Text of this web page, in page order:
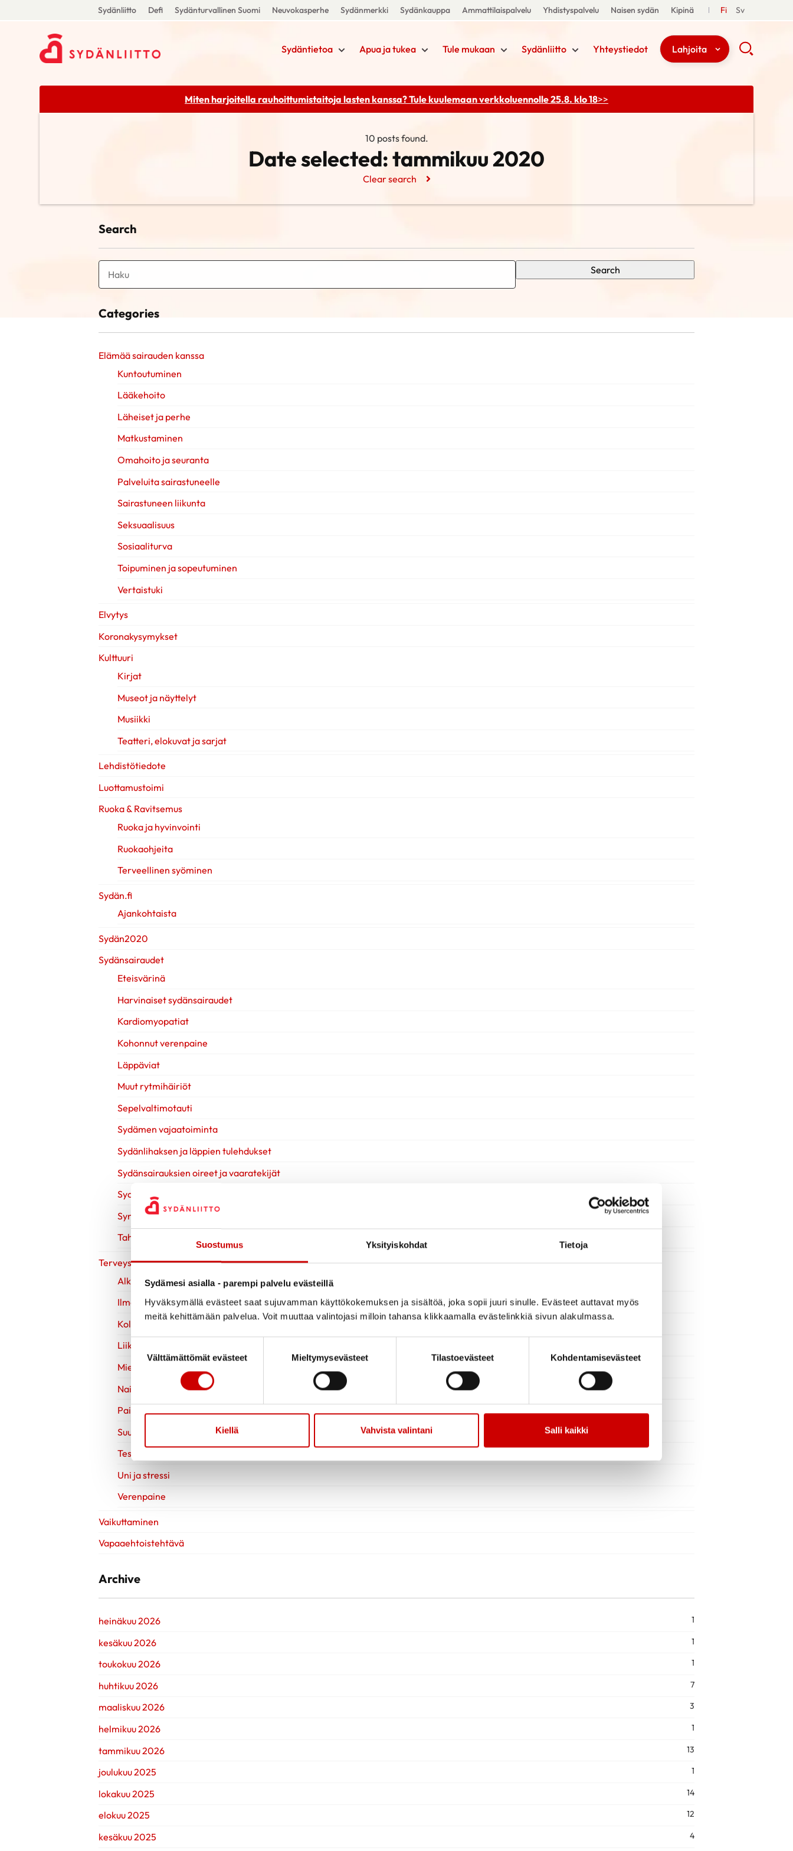
Suostumus Yksityiskohdat Tietoja
Sydämesi asialla - parempi palvelu evästeillä
Hyväksymällä evästeet saat sujuvamman käyttökokemuksen ja sisältöä, joka sopii juuri sinulle. Evästeet auttavat myös
meitä kehittämään palvelua. Voit muuttaa valintojasi milloin tahansa klikkaamalla evästelinkkiä sivun alakulmassa.
Suostumuksen valinta
Välttämättömät evästeet
Mieltymysevästeet Tilastoevästeet Kohdentamisevästeet
Kiellä Vahvista valintani Salli kaikki
Sydänliitto Defi Sydänturvallinen Suomi Neuvokasperhe Sydänmerkki Sydänkauppa Ammattilaispalvelu Yhdistyspalvelu Naisen sydän Kipinä Fi Sv
Sydäntietoa Apua ja tukea Tule mukaan Sydänliitto Yhteystiedot Lahjoita
Miten harjoitella rauhoittumistaitoja lasten kanssa? Tule kuulemaanverkkoluennolle 25.8. klo 18>>
10 posts found.
Date selected:tammikuu 2020
Clear search
Search
Search
Categories
Elämää sairauden kanssa
Kuntoutuminen
Lääkehoito
Läheiset ja perhe
Matkustaminen
Omahoito ja seuranta
Palveluita sairastuneelle
Sairastuneen liikunta
Seksuaalisuus
Sosiaaliturva
Toipuminen ja sopeutuminen
Vertaistuki
Elvytys
Koronakysymykset
Kulttuuri
Kirjat
Museot ja näyttelyt
Musiikki
Teatteri, elokuvat ja sarjat
Lehdistötiedote
Luottamustoimi
Ruoka & Ravitsemus
Ruoka ja hyvinvointi
Ruokaohjeita
Terveellinen syöminen
Sydän.fi
Ajankohtaista
Sydän2020
Sydänsairaudet
Eteisvärinä
Harvinaiset sydänsairaudet
Kardiomyopatiat
Kohonnut verenpaine
Läppäviat
Muut rytmihäiriöt
Sepelvaltimotauti
Sydämen vajaatoiminta
Sydänlihaksen ja läppien tulehdukset
Sydänsairauksien oireet ja vaaratekijät
Sydänsairauksien tutkimukset
Synnynnäiset sydänviat
Tahdistinhoito
Terveys & Hyvinvointi
Alkoholi
Ilman nikotiinia
Kolesteroli
Liikuntavinkit
Mielen hyvinvointi
Naisen sydänterveys
Painonhallinta
Suun terveys
Testit
Uni ja stressi
Verenpaine
Vaikuttaminen
Vapaaehtoistehtävä
Archive
heinäkuu 2026 1
kesäkuu 2026 1
toukokuu 2026 1
huhtikuu 2026 7
maaliskuu 2026 3
helmikuu 2026 1
tammikuu 2026 13
joulukuu 2025 1
lokakuu 2025 14
elokuu 2025 12
kesäkuu 2025 4